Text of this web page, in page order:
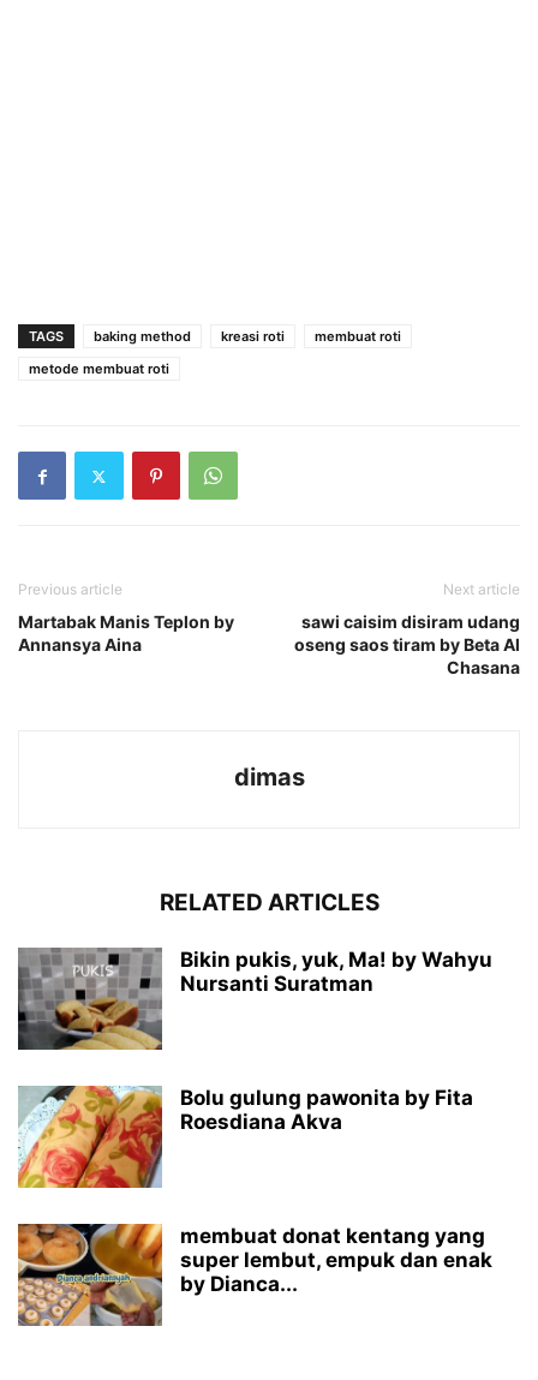
TAGS baking method kreasi roti
membuat roti
metode membuat roti
Previous article
Martabak Manis Teplon by
Annansya Aina
Next article
sawi caisim disiram udang
oseng saos tiram by Beta Al
Chasana
dimas
RELATED ARTICLES
Bikin pukis, yuk, Ma! by Wahyu
Nursanti Suratman
Bolu gulung pawonita by Fita
Roesdiana Akva
membuat donat kentang yang
super lembut, empuk dan enak
by Dianca...